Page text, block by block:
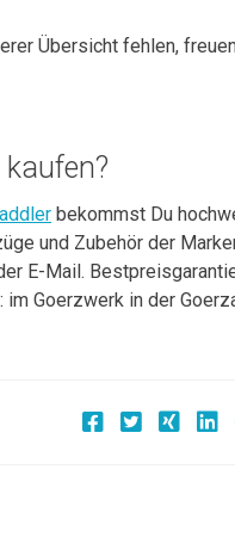
Übersicht fehlen,
bekommst Du
und Zubehör der
E-Mail.
Goerzwerk in der